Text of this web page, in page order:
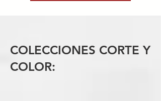
COLECCIONES CORTE Y
COLOR: